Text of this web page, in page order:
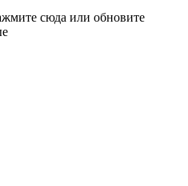
сюда или обновите